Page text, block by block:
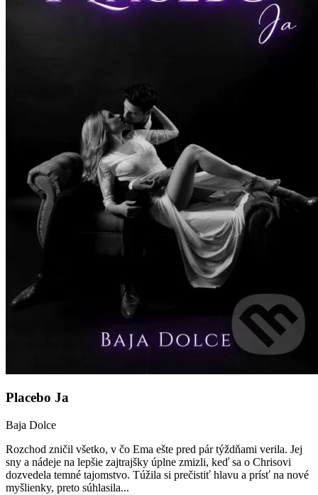
Placebo Ja
Baja Dolce
Rozchod zničil všetko, v čo Ema ešte pred pár týždňami verila. Jej
sny a nádeje na lepšie zajtrajšky úplne zmizli, keď sa o Chrisovi
dozvedela temné tajomstvo. Túžila si prečistiť hlavu a prísť na nové
myšlienky, preto súhlasila...